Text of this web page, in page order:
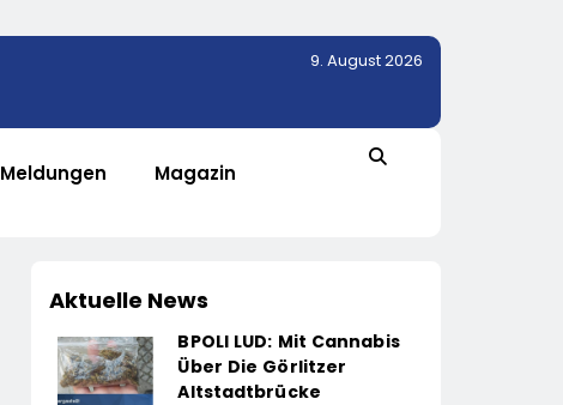
9. August 2026
Meldungen Magazin
Aktuelle News
BPOLI LUD: Mit Cannabis
Über Die Görlitzer
Altstadtbrücke